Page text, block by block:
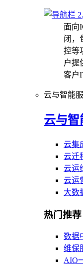
面向
闭，
控等
户提
客户
云与智能
云与智
云集
云迁
云运
云运
大数
热门推荐
数据
维保
AIO